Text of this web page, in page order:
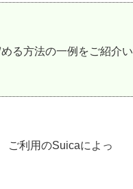
る方法の一例をご紹介い
ご利用のSuicaによっ